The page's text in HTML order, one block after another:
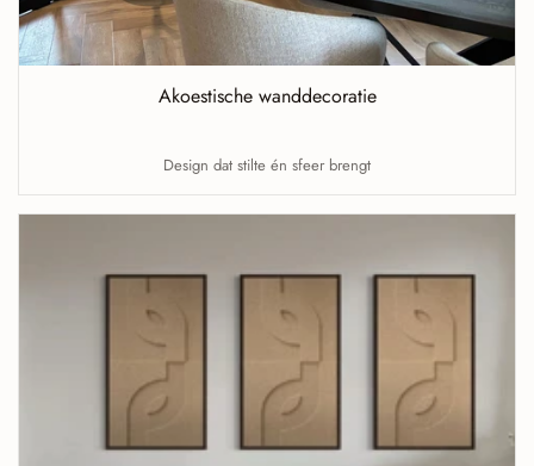
Akoestische wanddecoratie
Design dat stilte én sfeer brengt